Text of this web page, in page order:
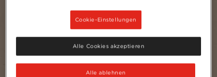
Cookie-Einstellungen
Alle ablehnen
Alle Cookies akzeptieren